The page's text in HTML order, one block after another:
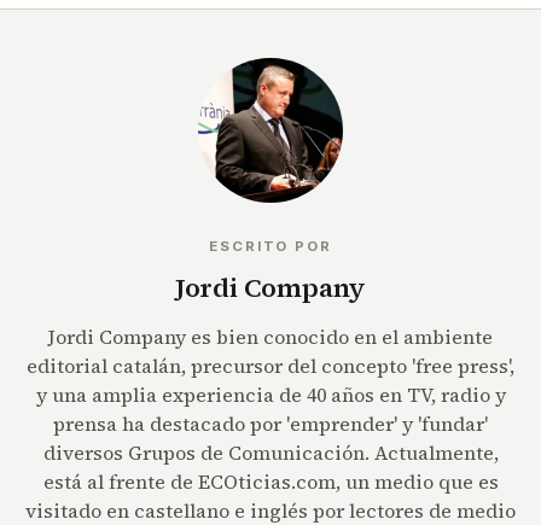
ESCRITO POR
Jordi Company
Jordi Company es bien conocido en el ambiente
editorial catalán, precursor del concepto 'free press',
y una amplia experiencia de 40 años en TV, radio y
prensa ha destacado por 'emprender' y 'fundar'
diversos Grupos de Comunicación. Actualmente,
está al frente de ECOticias.com, un medio que es
visitado en castellano e inglés por lectores de medio